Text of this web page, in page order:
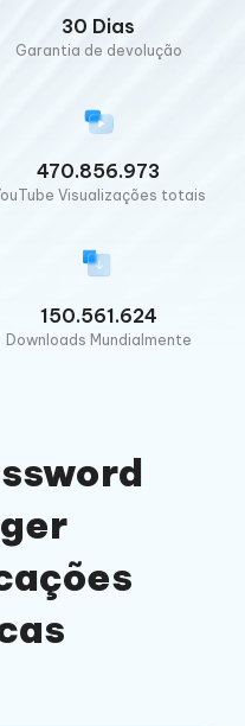
30 Dias
Garantia de devolução
470.856.973
Visualizações totais
150.561.624
Downloads Mundialmente